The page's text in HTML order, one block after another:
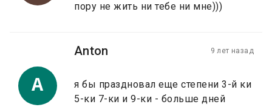
пору не жить ни тебе ни мне)))
A
Anton 9 лет назад
я бы праздновал еще степени 3-й ки
5-ки 7-ки и 9-ки - больше дней